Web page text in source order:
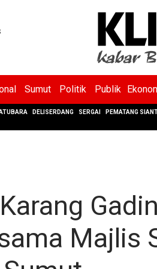
Sumut Politik Publik
DELISERDANG SERGAI PEMATANG
Majlis